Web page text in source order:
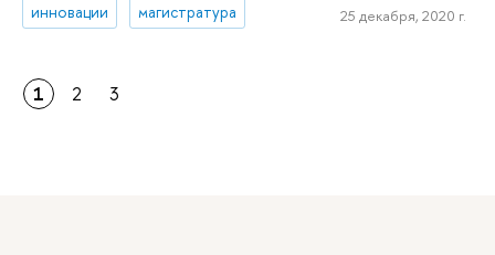
инновации
магистратура 25 декабря, 2020 г.
1 2 3